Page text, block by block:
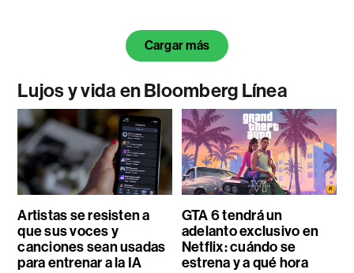
Cargar más
Lujos y vida en Bloomberg Línea
Artistas se resisten a
que sus voces y
canciones sean usadas
para entrenar a la IA
GTA 6 tendrá un
adelanto exclusivo en
Netflix: cuándo se
estrena y a qué hora